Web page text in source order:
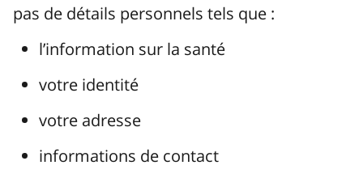
pas de détails personnels tels que :
l’information sur la santé
votre identité
votre adresse
informations de contact